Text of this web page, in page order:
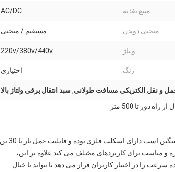
منبع تغذیه: AC/DC
منحنی دویدن: مستقیم / منحنی
ولتاژ: 220v/380v/440v
رنگ: اختیاری
و نقل الکتریکی مسافت طولانی,سبد انتقال برقی ولتاژ بالا
چرخ دستی انتقال الکتریکی ما یک ربات انبار ایده آل برای حمل و نقل کالاهای سنگین است.دارای اسکلت فلزی بوده و قابلیت حمل بار تا 30 تن
و مناسب برای کاربردهای مختلف می کند.علاوه بر این،
را در اختیار کاربران قرار می دهد تا بتواند با خیال